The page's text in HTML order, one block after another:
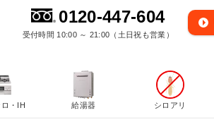
0120-447-604
受付時間 10:00 ～ 21:00（土日祝も営業）
・IH 給湯器 シロアリ